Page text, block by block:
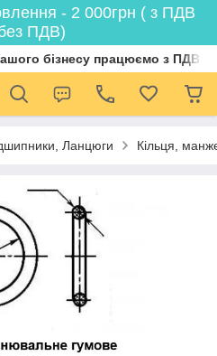
- 2 000грн ( з ПДВ
ПДВ)
бізнесу працюємо з ПДВ
Ланцюги Кільця,